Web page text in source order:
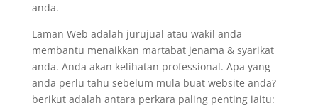
anda.
Laman Web adalah jurujual atau wakil anda
membantu menaikkan martabat jenama & syarikat
anda. Anda akan kelihatan professional. Apa yang
anda perlu tahu sebelum mula buat website anda?
berikut adalah antara perkara paling penting iaitu: